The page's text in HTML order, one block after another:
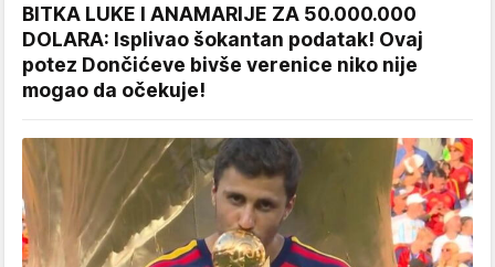
BITKA LUKE I ANAMARIJE ZA 50.000.000
DOLARA: Isplivao šokantan podatak! Ovaj
potez Dončićeve bivše verenice niko nije
mogao da očekuje!